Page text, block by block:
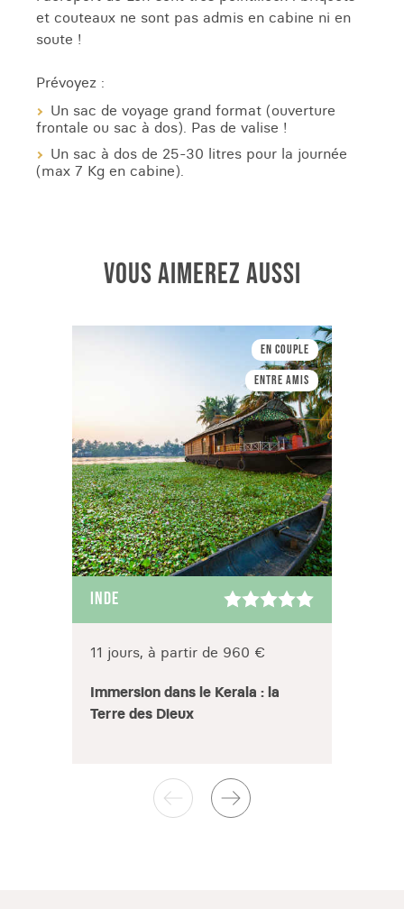
et couteaux ne sont pas admis en cabine ni en
soute !
Prévoyez :
Un sac de voyage grand format (ouverture
frontale ou sac à dos). Pas de valise !
Un sac à dos de 25-30 litres pour la journée
(max 7 Kg en cabine).
VOUS AIMEREZ AUSSI
En couple
Entre amis
INDE
11 jours, à partir de 960 €
Immersion dans le Kerala : la
Terre des Dieux